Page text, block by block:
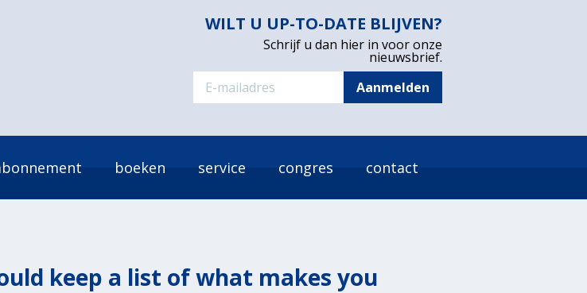
WILT U UP-TO-DATE BLIJVEN?
Schrijf u dan hier in voor onze
nieuwsbrief.
boeken service congres contact
keep a list of what makes you